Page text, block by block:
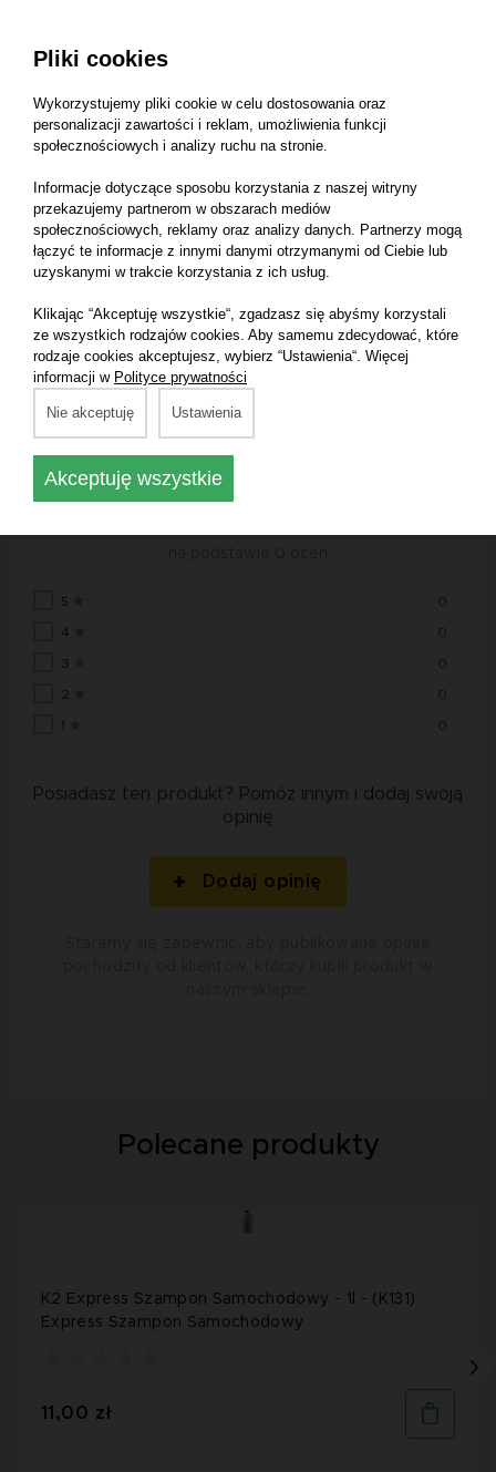
przedłuża żywotność lakieru
wosku na świecie) gwarantuje, że efekt
stosowania preparatu będzie widoczny po wielu
idealny do ultra nowoczesnych lakierów
polerowanie nie wymaga użycia siły - jest lekkie i
przyjemne
Opinie o produkcie:
0.0
5 0
4 0
3 0
2 0
1 0
Posiadasz ten produkt? Pomóż innym i dodaj swoją
opinię
Dodaj opinię
Polecane produkty
K2 Express Szampon Samochodowy - 1l - (K131)
Express Szampon Samochodowy
11,00 zł
Pliki cookies
Wykorzystujemy pliki cookie w celu dostosowania oraz
personalizacji zawartości i reklam, umożliwienia funkcji
społecznościowych i analizy ruchu na stronie.
Informacje dotyczące sposobu korzystania z naszej witryny
przekazujemy partnerom w obszarach mediów
społecznościowych, reklamy oraz analizy danych. Partnerzy mogą
łączyć te informacje z innymi danymi otrzymanymi od Ciebie lub
uzyskanymi w trakcie korzystania z ich usług.
Klikając “Akceptuję wszystkie“, zgadzasz się abyśmy korzystali
ze wszystkich rodzajów cookies. Aby samemu zdecydować, które
rodzaje cookies akceptujesz, wybierz “Ustawienia“. Więcej
informacji w Polityce prywatności
Nie akceptuję Ustawienia
Akceptuję wszystkie